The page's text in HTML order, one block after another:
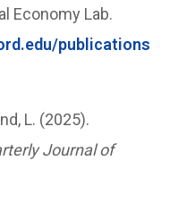
Economy Lab.
publications
L. (2025).
Journal of